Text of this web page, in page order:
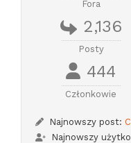
Fora
2,136
Posty
444
Członkowie
Najnowszy post:
Najnowszy